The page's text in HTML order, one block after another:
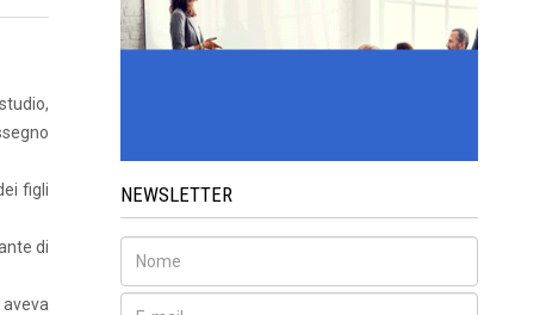
figli
di
NEWSLETTER